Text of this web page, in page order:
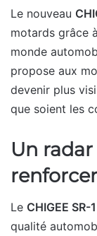
Le nouveau
motards grâce
monde
propose aux
devenir plus
que soient les
Un
Le CHIGEE SR-1
qualité